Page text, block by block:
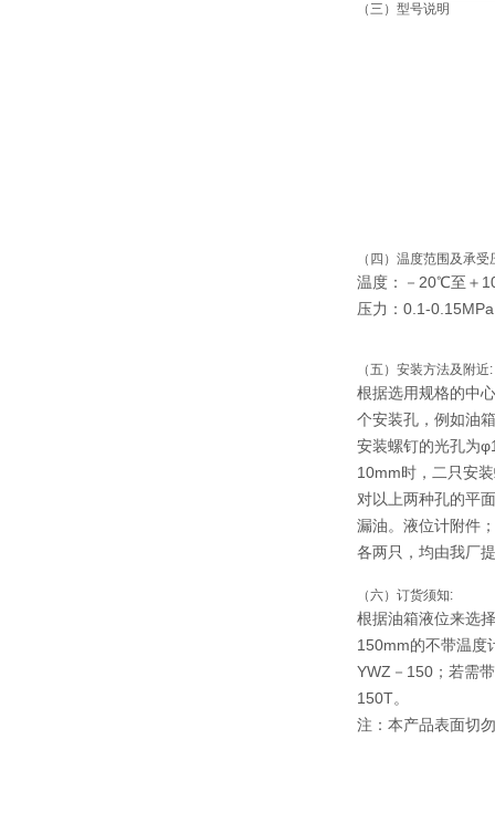
（三）型号说明
（四）温度范围及承受
温度：－20℃至＋
压力：0.1-0.15MPa
（五）安装方法及附近:
根据选用规格的中
个安装孔，例如油
安装螺钉的光孔为
10mm时，二只安
对以上两种孔的平
漏油。液位计附件
各两只，均由我厂
（六）订货须知:
根据油箱液位来选
150mm的不带温度
YWZ－150；若需
150T。
注：本产品表面切